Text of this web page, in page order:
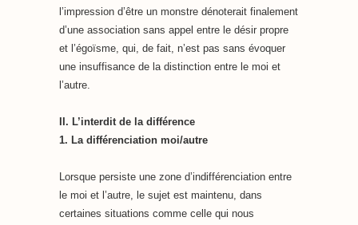
l’impression d’être un monstre dénoterait finalement
d’une association sans appel entre le désir propre
et l’égoïsme, qui, de fait, n’est pas sans évoquer
une insuffisance de la distinction entre le moi et
l’autre.
II. L’interdit de la différence
1. La différenciation moi/autre
Lorsque persiste une zone d’indifférenciation entre
le moi et l’autre, le sujet est maintenu, dans
certaines situations comme celle qui nous